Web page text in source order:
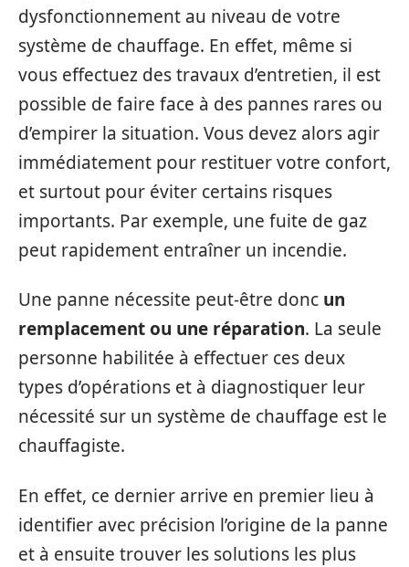
dysfonctionnement au niveau de votre
système de chauffage. En effet, même si
vous effectuez des travaux d’entretien, il est
possible de faire face à des pannes rares ou
d’empirer la situation. Vous devez alors agir
immédiatement pour restituer votre confort,
et surtout pour éviter certains risques
importants. Par exemple, une fuite de gaz
peut rapidement entraîner un incendie.
Une panne nécessite peut-être donc un
remplacement ou une réparation. La seule
personne habilitée à effectuer ces deux
types d’opérations et à diagnostiquer leur
nécessité sur un système de chauffage est le
chauffagiste.
En effet, ce dernier arrive en premier lieu à
identifier avec précision l’origine de la panne
et à ensuite trouver les solutions les plus